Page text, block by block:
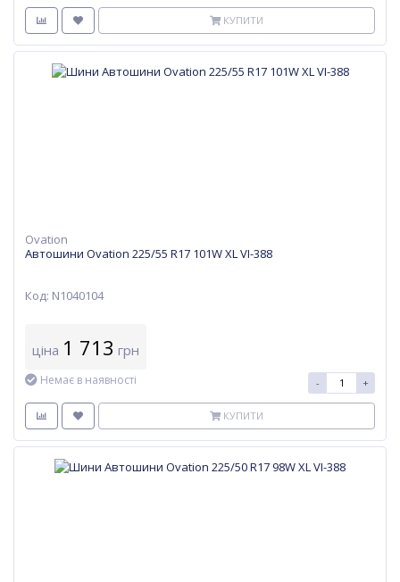
КУПИТИ
Ovation
Автошини Ovation 225/55 R17 101W XL VI-388
Код: N1040104
ціна 1 713 грн
Немає в наявності - +
КУПИТИ